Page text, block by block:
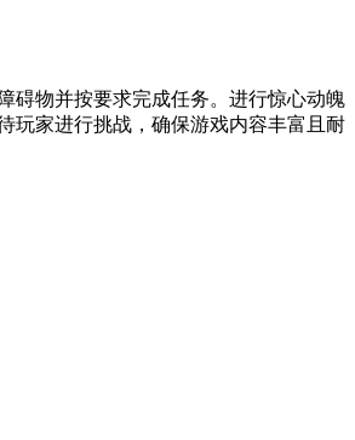
碍物并按要求完成任务。进行惊心动魄
玩家进行挑战，确保游戏内容丰富且耐